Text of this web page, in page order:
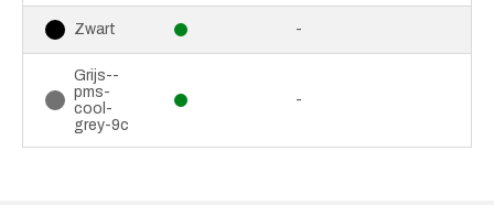
Zwart -
Grijs--
pms-
cool-
grey-9c
-